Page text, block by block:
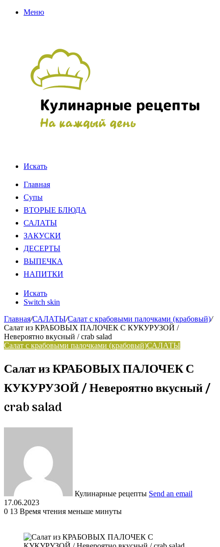
Меню
Искать
Главная
Супы
ВТОРЫЕ БЛЮДА
САЛАТЫ
ЗАКУСКИ
ДЕСЕРТЫ
ВЫПЕЧКА
НАПИТКИ
Искать
Switch skin
Главная/САЛАТЫ/Салат с крабовыми палочками (крабовый)/
Салат из КРАБОВЫХ ПАЛОЧЕК С КУКУРУЗОЙ /
Невероятно вкусный / crab salad
Салат с крабовыми палочками (крабовый)САЛАТЫ
Салат из КРАБОВЫХ ПАЛОЧЕК С
КУКУРУЗОЙ / Невероятно вкусный /
crab salad
Кулинарные рецепты Send an email
17.06.2023
0 13 Время чтения меньше минуты